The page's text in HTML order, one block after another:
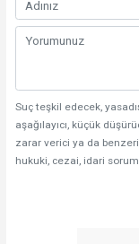
Suç teşkil edecek,
aşağılayıcı, küçük
zarar verici ya da
hukuki, cezai, idari